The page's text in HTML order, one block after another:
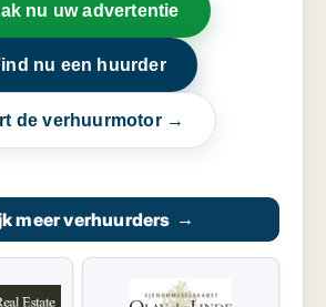
nu uw advertentie
nu een huurder
de verhuurmotor →
meer verhuurders →